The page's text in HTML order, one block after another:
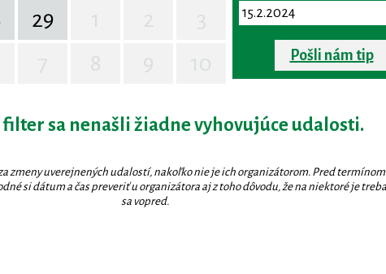
29
Pošli nám tip
filter sa nenašli žiadne vyhovujúce udalosti.
zmeny uverejnených udalostí, nakoľko nie je ich organizátorom. Pred
si dátum a čas preveriť u organizátora aj z toho dôvodu, že na niektoré je
sa vopred.